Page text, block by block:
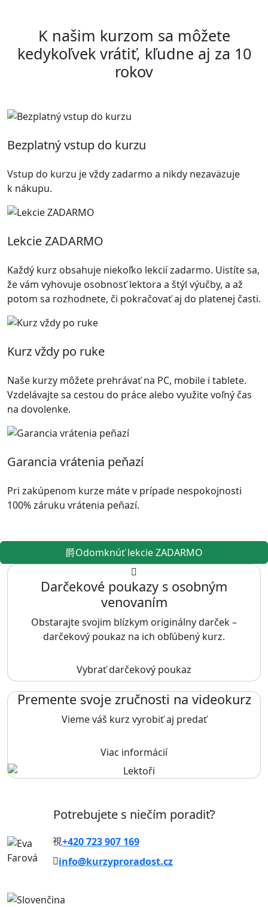
K našim kurzom sa môžete
kedykoľvek vrátiť, kľudne aj za 10
rokov
Bezplatný vstup do kurzu
Vstup do kurzu je vždy zadarmo a nikdy nezaväzuje
k nákupu.
Lekcie ZADARMO
Každý kurz obsahuje niekoľko lekcií zadarmo. Uistíte sa,
že vám vyhovuje osobnosť lektora a štýl výučby, a až
potom sa rozhodnete, či pokračovať aj do platenej časti.
Kurz vždy po ruke
Naše kurzy môžete prehrávať na PC, mobile i tablete.
Vzdelávajte sa cestou do práce alebo využite voľný čas
na dovolenke.
Garancia vrátenia peňazí
Pri zakúpenom kurze máte v prípade nespokojnosti
100% záruku vrátenia peňazí.
Odomknúť lekcie ZADARMO
Darčekové poukazy s osobným
venovaním
Obstarajte svojim blízkym originálny darček –
darčekový poukaz na ich obľúbený kurz.
Vybrať darčekový poukaz
Premente svoje zručnosti na videokurz
Vieme váš kurz vyrobiť aj predať
Viac informácií
Potrebujete s niečím poradiť?
+420 723 907 169
info@kurzyproradost.cz